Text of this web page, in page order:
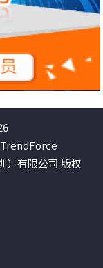
）有限公司 版权